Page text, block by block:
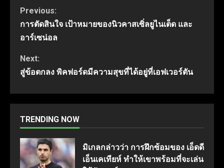
Continue
Reading
Previous:
การตัดสินใจ เป้าหมายของนิวคาสเซิ่ลยูไนเต็ด และ
อาร์เซน่อล
Next:
สู่ข้อตกลง พิคฟอร์ดมีความสุขที่ได้อยู่ที่เอฟเวอร์ตัน
TRENDING NOW
มิเกลกล่าวว่า การฝึกซ้อมของ เอ็ดดี
เอ็นเคเทียห์ ทำให้เขาพร้อมที่จะเล่น